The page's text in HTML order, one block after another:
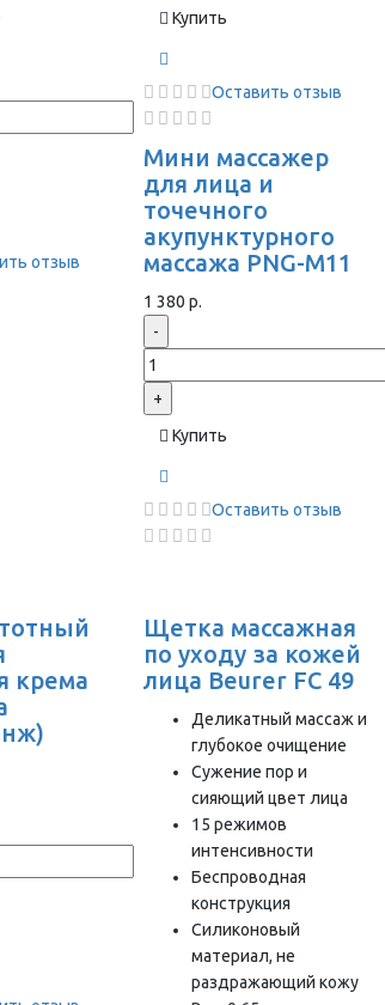
отзыв
Купить
Оставить отзыв
Мини массажер
для лица и
точечного
акупунктурного
массажа PNG-M11
1 380 р.
-
+
Купить
Оставить отзыв
крема
Щетка массажная
по уходу за кожей
лица Beurer FC 49
Деликатный массаж и
глубокое очищение
Сужение пор и
сияющий цвет лица
15 режимов
интенсивности
Беспроводная
конструкция
Силиконовый
материал, не
раздражающий кожу